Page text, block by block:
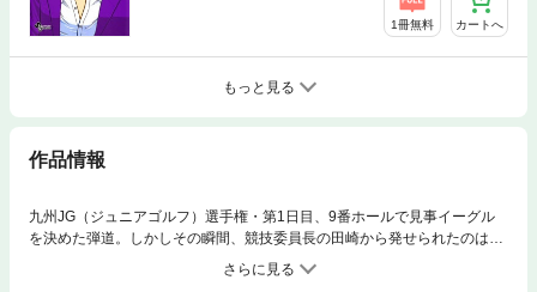
1冊無料 カートへ
もっと見る
作品情報
九州JG（ジュニアゴルフ）選手権・第1日目、9番ホールで見事イーグル
を決めた弾道。しかしその瞬間、競技委員長の田崎から発せられたのは、
「今のは無効だ」という予想だにしない言葉だった。同組のターチが不正
行為をしていたという目撃証言から、弾道のプレーにも疑念がかけられ